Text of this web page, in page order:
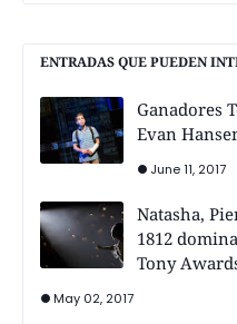
ENTRADAS QUE PUEDEN
Ganadores
Evan
June 11, 2017
Natasha,
1812
Tony
May 02, 2017